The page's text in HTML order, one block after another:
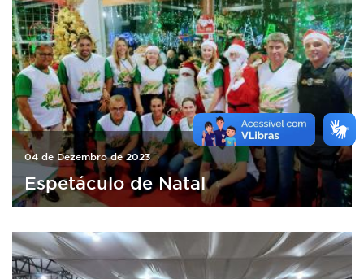
04 de Dezembro de 2023
Espetáculo de Natal